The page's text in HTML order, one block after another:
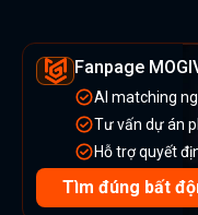
Fanpage
AI matching
Tư vấn dự án
Hỗ trợ quyết
Tìm đúng bất